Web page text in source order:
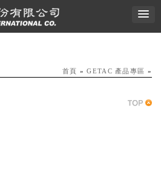
首頁 »GETAC 產品專區 »